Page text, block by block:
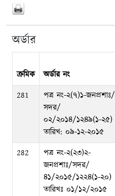
অর্ডার
ক্রমিক অর্ডার নং
281
পত্র নং-২(৭)১-জনপ্রশাঃ/
সদর/
০২/২০১৪/১২৪৯(১-২৫)
তারিখ: ০৯-১২-২০১৫
282
পত্র নং-২(২৩)২-
জনপ্রশাঃ/সদর/
৪১/২০১৫/১২২৪(১-২০)
তারিখঃ ০১/১২/২০১৫